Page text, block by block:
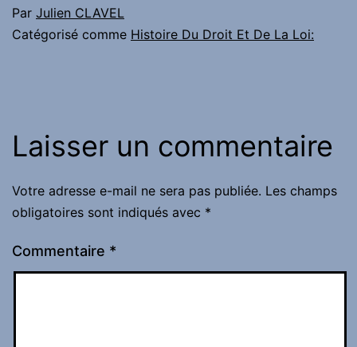
Par Julien CLAVEL
Catégorisé comme Histoire Du Droit Et De La Loi:
Laisser un commentaire
Votre adresse e-mail ne sera pas publiée. Les champs
obligatoires sont indiqués avec *
Commentaire *